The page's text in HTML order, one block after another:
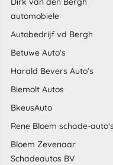
automobiele
Autobedrijf vd Bergh
Betuwe Auto's
Harald Bevers Auto's
Biemolt Autos
BkeusAuto
Rene Bloem schade-auto's
Bloem Zevenaar
Schadeautos BV